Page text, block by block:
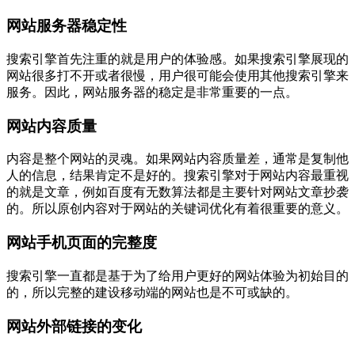
网站服务器稳定性
搜索引擎首先注重的就是用户的体验感。如果搜索引擎展现的
网站很多打不开或者很慢，用户很可能会使用其他搜索引擎来
服务。因此，网站服务器的稳定是非常重要的一点。
网站内容质量
内容是整个网站的灵魂。如果网站内容质量差，通常是复制他
人的信息，结果肯定不是好的。搜索引擎对于网站内容最重视
的就是文章，例如百度有无数算法都是主要针对网站文章抄袭
的。所以原创内容对于网站的关键词优化有着很重要的意义。
网站手机页面的完整度
搜索引擎一直都是基于为了给用户更好的网站体验为初始目的
的，所以完整的建设移动端的网站也是不可或缺的。
网站外部链接的变化